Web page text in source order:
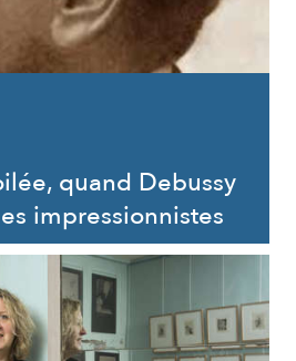
quand Debussy
impressionnistes